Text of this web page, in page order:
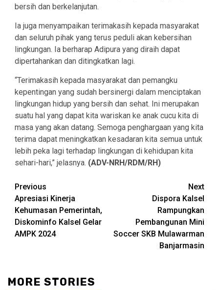
bersih dan berkelanjutan.
Ia juga menyampaikan terimakasih kepada masyarakat
dan seluruh pihak yang terus peduli akan kebersihan
lingkungan. Ia berharap Adipura yang diraih dapat
dipertahankan dan ditingkatkan lagi.
“Terimakasih kepada masyarakat dan pemangku
kepentingan yang sudah bersinergi dalam menciptakan
lingkungan hidup yang bersih dan sehat. Ini merupakan
suatu hal yang dapat kita wariskan ke anak cucu kita di
masa yang akan datang. Semoga penghargaan yang kita
terima dapat meningkatkan kesadaran kita semua untuk
lebih peka lagi terhadap lingkungan di kehidupan kita
sehari-hari,” jelasnya. (ADV-NRH/RDM/RH)
Continue
Reading
Previous
Apresiasi Kinerja
Kehumasan Pemerintah,
Diskominfo Kalsel Gelar
AMPK 2024
Next
Dispora Kalsel
Rampungkan
Pembangunan Mini
Soccer SKB Mulawarman
Banjarmasin
MORE STORIES